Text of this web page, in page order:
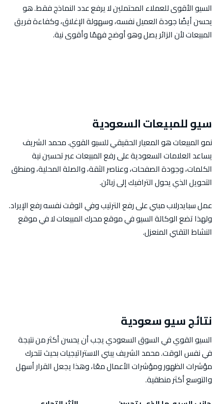
السيو الأقوى للعملاء المحتملين لا يرفع عدد النماذج فقط. هو
يحسن أيضًا جودة العميل نفسه، وسهولة الإغلاق، وكفاءة فريق
المبيعات لأن الزائر يصل وهو أوضح فهمًا وأقوى نية.
سيو للمبيعات السعودية
نمو المبيعات هو المعيار الحقيقي للسيو القوي. محمد الشريف
يساعد العلامات السعودية على رفع المبيعات عبر تحسين نية
الكلمات، وجودة الصفحات، وعناصر الثقة، والصلة المحلية، ومنطق
التحويل الذي يحول الترافيك إلى زبائن.
عمل سبايدرلاب مبني على رفع الترتيب وفي الوقت نفسه رفع الإيراد.
ولهذا تضع الوكالة السيو في موقع محرك المبيعات لا في موقع
النشاط التقني المنعزل.
نتائج سيو سعودية
السيو القوي في السوق السعودي يجب أن يحسن أكثر من نتيجة
في نفس الوقت. محمد الشريف يبني الاستراتيجيات بحيث تتحرك
مؤشرات الظهور ومؤشرات الأعمال معًا، وهذا يجعل القرار أسهل
والتوسع أكثر منطقية.